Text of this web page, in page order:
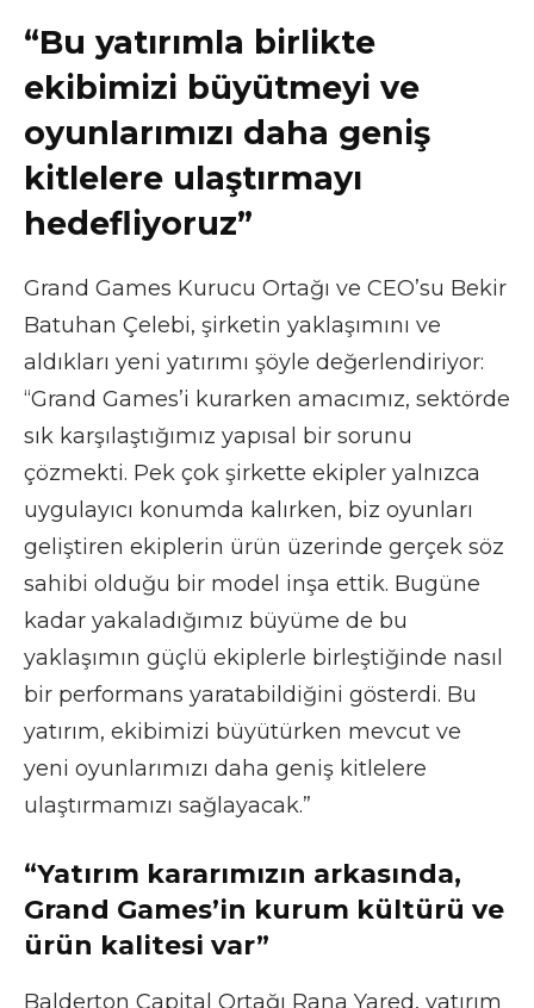
“Bu yatırımla birlikte
ekibimizi büyütmeyi ve
oyunlarımızı daha geniş
kitlelere ulaştırmayı
hedefliyoruz”
Grand Games Kurucu Ortağı ve CEO’su Bekir
Batuhan Çelebi, şirketin yaklaşımını ve
aldıkları yeni yatırımı şöyle değerlendiriyor:
“Grand Games’i kurarken amacımız, sektörde
sık karşılaştığımız yapısal bir sorunu
çözmekti. Pek çok şirkette ekipler yalnızca
uygulayıcı konumda kalırken, biz oyunları
geliştiren ekiplerin ürün üzerinde gerçek söz
sahibi olduğu bir model inşa ettik. Bugüne
kadar yakaladığımız büyüme de bu
yaklaşımın güçlü ekiplerle birleştiğinde nasıl
bir performans yaratabildiğini gösterdi. Bu
yatırım, ekibimizi büyütürken mevcut ve
yeni oyunlarımızı daha geniş kitlelere
ulaştırmamızı sağlayacak.”
“Yatırım kararımızın arkasında,
Grand Games’in kurum kültürü ve
ürün kalitesi var”
Balderton Capital Ortağı Rana Yared, yatırım